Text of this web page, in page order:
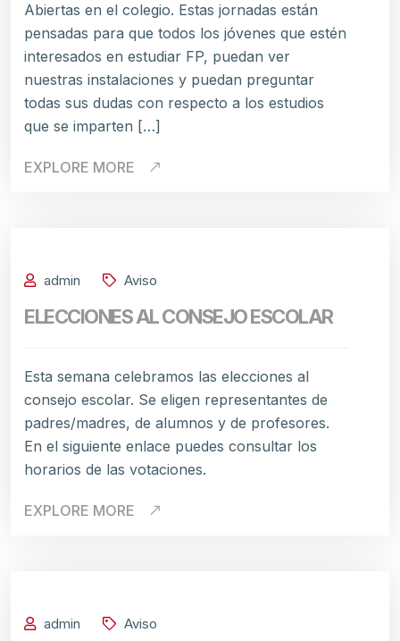
Abiertas en el colegio. Estas jornadas están
pensadas para que todos los jóvenes que estén
interesados en estudiar FP, puedan ver
nuestras instalaciones y puedan preguntar
todas sus dudas con respecto a los estudios
que se imparten […]
EXPLORE MORE
admin Aviso
ELECCIONES AL CONSEJO ESCOLAR
Esta semana celebramos las elecciones al
consejo escolar. Se eligen representantes de
padres/madres, de alumnos y de profesores.
En el siguiente enlace puedes consultar los
horarios de las votaciones.
EXPLORE MORE
admin Aviso